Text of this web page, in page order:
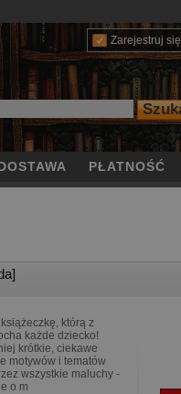
Zarejestruj się
PŁATNOŚĆ
którą z
każde dziecko!
krótkie, ciekawe
motywów i tematów
wszystkie maluchy -
o m